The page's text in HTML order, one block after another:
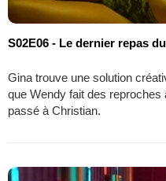
S02E06 - Le dernier repas
Gina trouve une solution
que Wendy fait des
passé à Christian.